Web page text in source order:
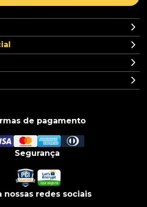
de pagamento
Segurança
nossas redes sociais